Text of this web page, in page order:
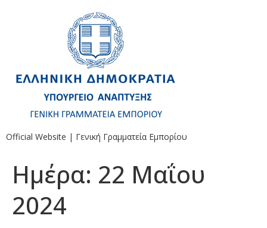
Official Website | Γενική Γραμματεία Εμπορίου
Ημέρα: 22 Μαΐου
2024